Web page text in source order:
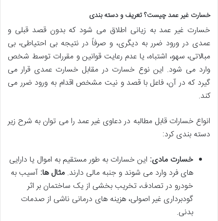
خسارت غیر عمد چیست؟ تعریف و دسته بندی
خسارت غیر عمد به زیانی اطلاق می شود که بدون قصد قبلی و
عمدی در ورود ضرر به دیگری، و صرفاً در نتیجه بی احتیاطی، بی
مبالاتی، سهو، اشتباه، یا عدم رعایت قوانین و مقررات توسط شخص
وارد می شود. این نوع خسارت در مقابل خسارت عمدی قرار می
گیرد که در آن، فاعل با قصد و نیت مشخص اقدام به ورود ضرر می
کند.
انواع خسارات قابل مطالبه در دعاوی غیر عمد را می توان به شرح زیر
دسته بندی کرد:
خسارت مادی: این خسارات به طور مستقیم به اموال یا دارایی
های فرد وارد می شوند و جنبه مالی دارند. مثال ها: آسیب به
خودرو در تصادف، تخریب بخشی از یک ساختمان بر اثر
گودبرداری غیر اصولی، هزینه های درمانی ناشی از صدمات
بدنی.